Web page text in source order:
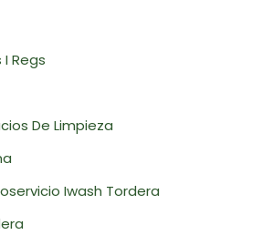
Regs
De Limpieza
Iwash Tordera